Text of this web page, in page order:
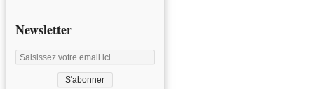
Newsletter